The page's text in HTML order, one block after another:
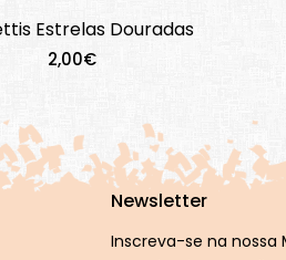
Estrelas Douradas
2,00€
Newsletter
Inscreva-se na nossa